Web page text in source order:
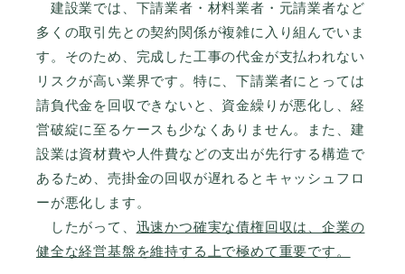
建設業では、下請業者・材料業者・元請業者など
多くの取引先との契約関係が複雑に入り組んでいま
す。そのため、完成した工事の代金が支払われない
リスクが高い業界です。特に、下請業者にとっては
請負代金を回収できないと、資金繰りが悪化し、経
営破綻に至るケースも少なくありません。また、建
設業は資材費や人件費などの支出が先行する構造で
あるため、売掛金の回収が遅れるとキャッシュフロ
ーが悪化します。
したがって、 迅速かつ確実な債権回収は、企業の
健全な経営基盤を維持する上で極めて重要です。